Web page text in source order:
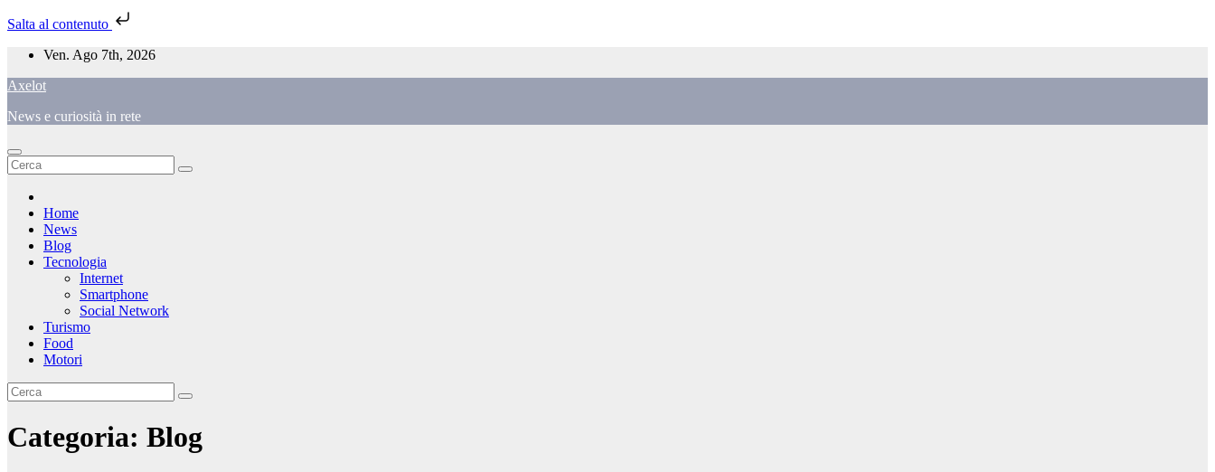
Salta al contenuto
Salta
contenuto
Ven. Ago 7th, 2026
Axelot
News e curiosità in rete
Home
News
Blog
Tecnologia
Internet
Smartphone
Social Network
Turismo
Food
Motori
Categoria: Blog